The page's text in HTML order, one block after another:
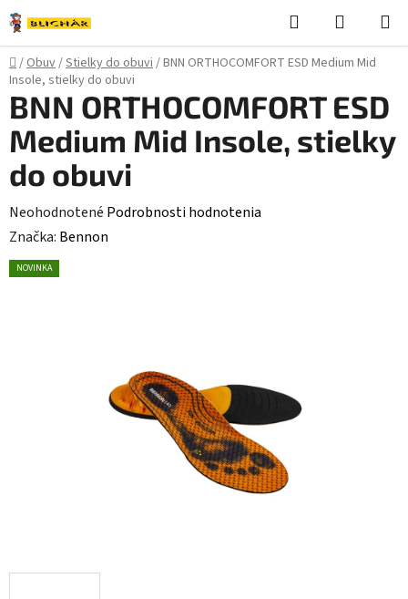
Prejsť
na
obsah
Hľadať
KOŠÍK
Domov
/Obuv/Stielky do obuvi/BNN ORTHOCOMFORT ESD Medium Mid
Insole, stielky do obuvi
BNN ORTHOCOMFORT ESD
Medium Mid Insole, stielky
do obuvi
Priemerné
hodnotenie
produktu
Neohodnotené Podrobnosti hodnotenia
Značka: Bennon
NOVINKA